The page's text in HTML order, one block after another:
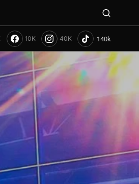
10K 40K